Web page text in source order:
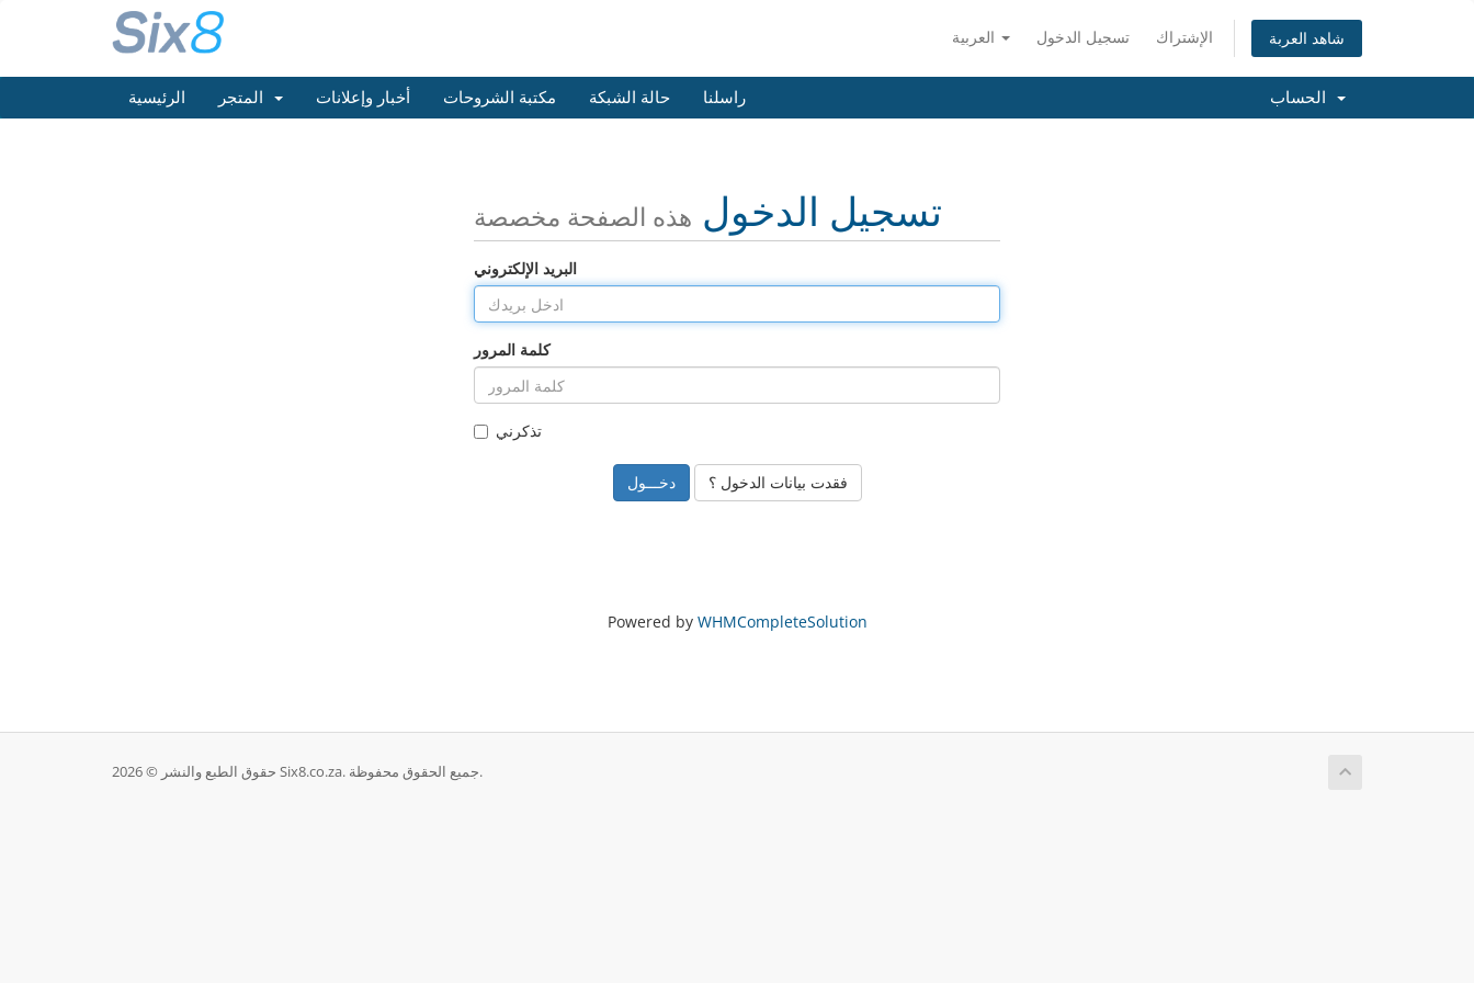
تسجيل الدخول الإشتراك شاهد العربة
الرئيسية أخبار وإعلانات مكتبة الشروحات حالة الشبكة راسلنا
تسجيل الدخول هذه الصفحة مخصصة
البريد الإلكتروني
كلمة المرور
تذكرني
فقدت بيانات الدخول ؟
Powered by WHMCompleteSolution
حقوق الطبع والنشر © 2026 Six8.co.za. جميع الحقوق محفوظة.